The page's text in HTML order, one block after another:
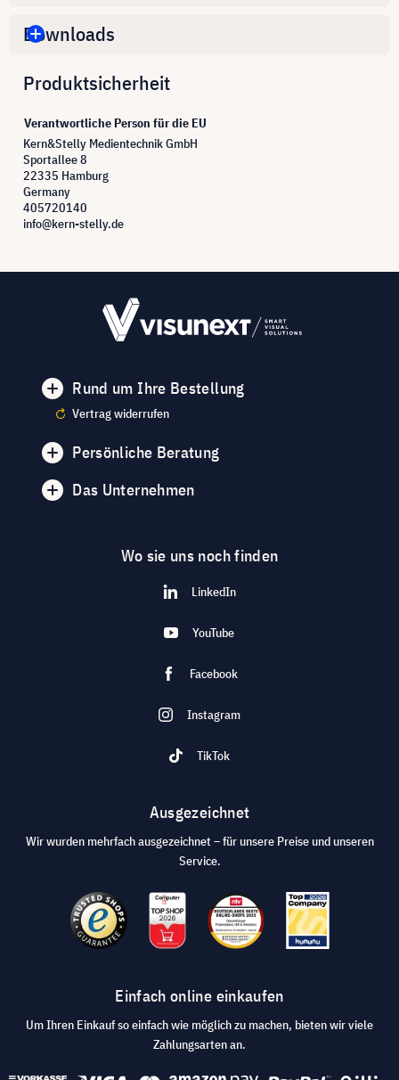
Downloads
Produktsicherheit
Verantwortliche Person für die EU
Kern&Stelly Medientechnik GmbH
Sportallee 8
22335 Hamburg
Germany
405720140
info@kern-stelly.de
Rund um Ihre Bestellung
Vertrag widerrufen
Persönliche Beratung
Das Unternehmen
Wo sie uns noch finden
LinkedIn
YouTube
Facebook
Instagram
TikTok
Ausgezeichnet
Wir wurden mehrfach ausgezeichnet – für unsere Preise und unseren
Service.
Einfach online einkaufen
Um Ihren Einkauf so einfach wie möglich zu machen, bieten wir viele
Zahlungsarten an.